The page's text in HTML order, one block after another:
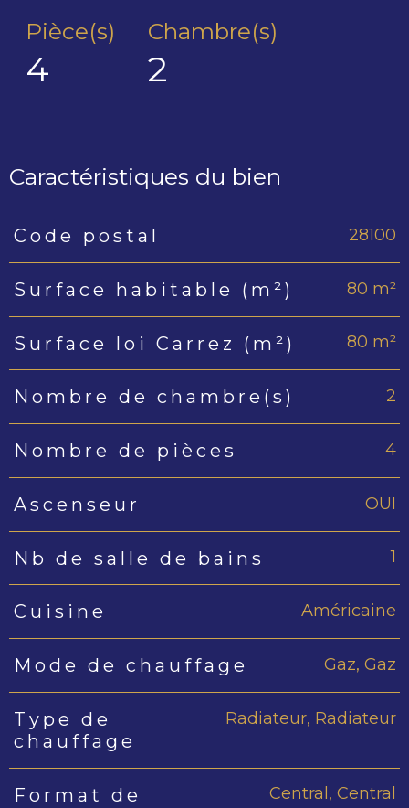
Pièce(s)
4
Chambre(s)
2
Caractéristiques du bien
Caractéristiques
Code postal 28100
Surface habitable (m²) 80 m²
Surface loi Carrez (m²) 80 m²
Nombre de chambre(s) 2
Nombre de pièces 4
Ascenseur OUI
Nb de salle de bains 1
Cuisine Américaine
Mode de chauffage Gaz, Gaz
Type de
chauffage
Radiateur, Radiateur
Format de
Central, Central